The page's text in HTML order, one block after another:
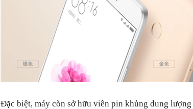
Đặc biệt, máy còn sở hữu viên pin khủng dung